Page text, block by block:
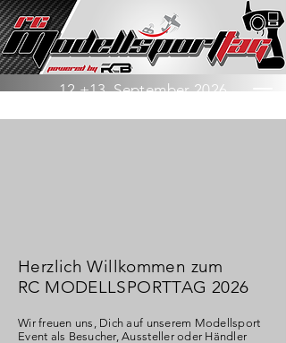
12.+13. September 2026
Herzlich Willkommen zum
RC MODELLSPORTTAG 2026
Wir freuen uns, Dich auf unserem Modellsport
Event als Besucher, Aussteller oder Händler